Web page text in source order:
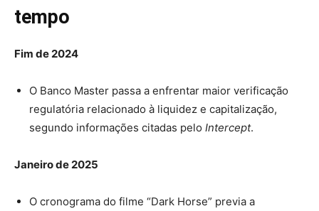
tempo
Fim de 2024
O Banco Master passa a enfrentar maior verificação
regulatória relacionado à liquidez e capitalização,
segundo informações citadas pelo Intercept.
Janeiro de 2025
O cronograma do filme “Dark Horse” previa a